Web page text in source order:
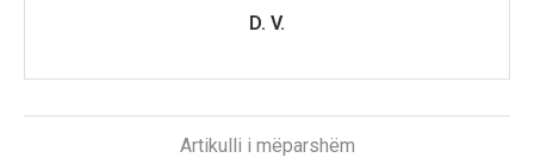
D. V.
Artikulli i mëparshëm